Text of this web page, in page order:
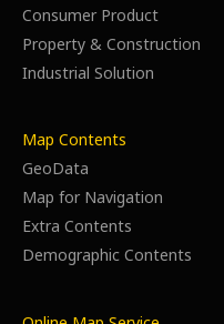
Consumer Product
Property & Construction
Industrial Solution
Map Contents
GeoData
Map for Navigation
Extra Contents
Demographic Contents